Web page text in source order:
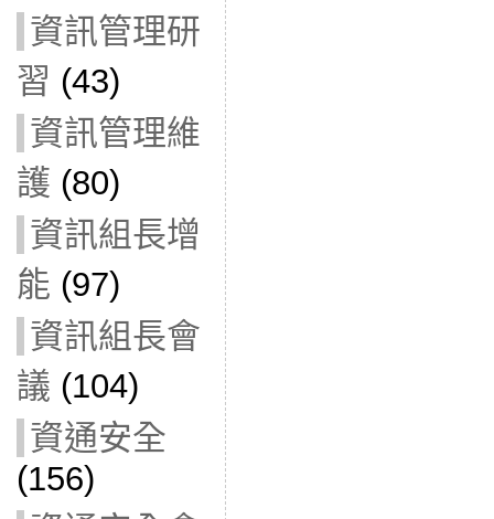
資訊管理研
習 (43)
資訊管理維
護 (80)
資訊組長增
能 (97)
資訊組長會
議 (104)
資通安全
(156)